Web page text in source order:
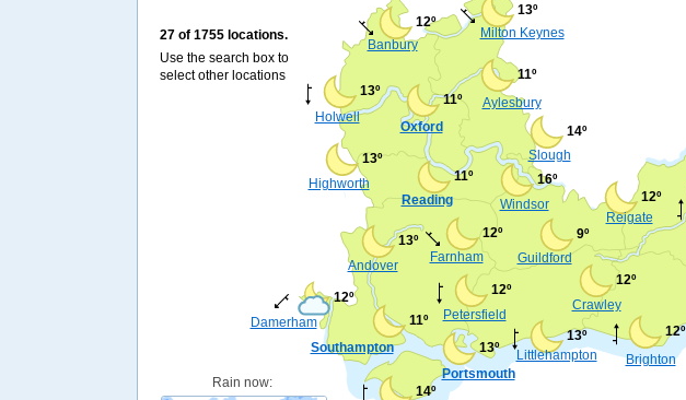
27 of 1755 locations.
Use the search box to
select other locations
Southampton
11º
Reading
11º
Portsmouth
13º
Oxford
11º
Slough
14º
Brighton
12º
Crawley
12º
Aylesbury
11º
Guildford
9º
Littlehampton
13º
Reigate
12º
Banbury
12º
Andover
13º
Milton Keynes
13º
Farnham
12º
14º
Petersfield
12º
Highworth
13º
Windsor
16º
Holwell
13º
Damerham
12º
Rain now: